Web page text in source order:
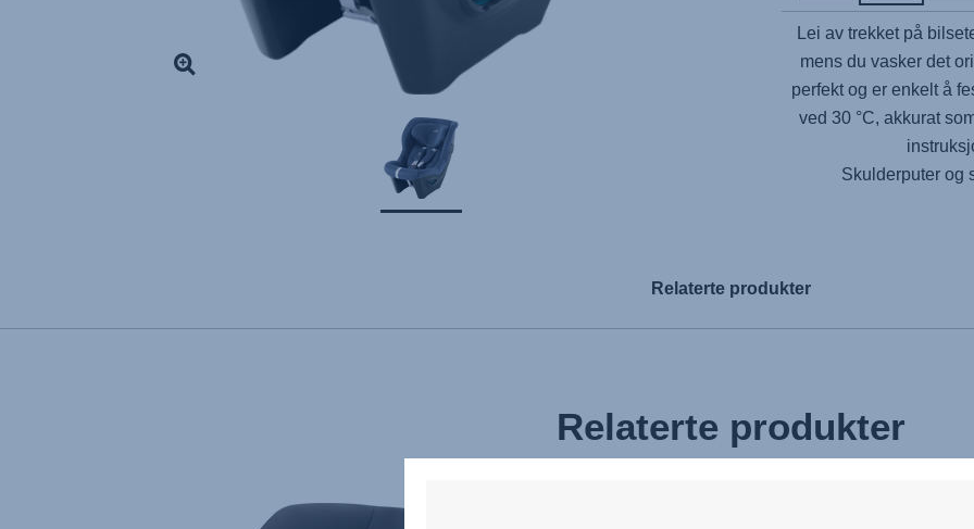
Lei av trekket på
mens du vasker det
perfekt og er enkelt å
ved 30 °C, akkurat
Skulderputer og
Relaterte produkter
Relaterte produkter